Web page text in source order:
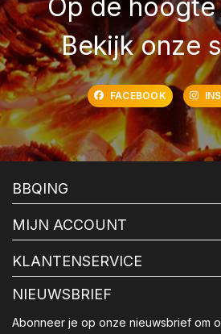
Op de hoogte
Bekijk onze
FACEBOOK
BBQING
MIJN ACCOUNT
KLANTENSERVICE
NIEUWSBRIEF
Abonneer je op onze nieuwsbrief om